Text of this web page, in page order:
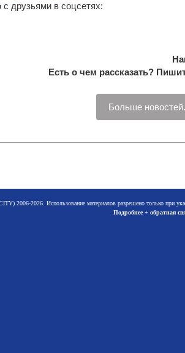
друзьями в соцсетях:
Есть о чем рассказать?
Больше
2006-2026. Использование материалов разрешено только при
Подробнее + обратная